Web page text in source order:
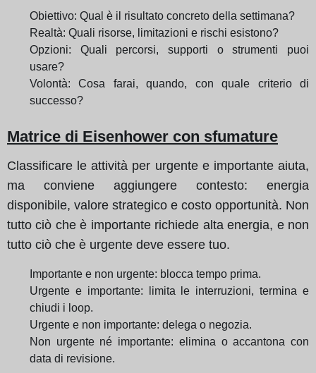
Obiettivo: Qual è il risultato concreto della settimana?
Realtà: Quali risorse, limitazioni e rischi esistono?
Opzioni: Quali percorsi, supporti o strumenti puoi
usare?
Volontà: Cosa farai, quando, con quale criterio di
successo?
Matrice di Eisenhower con sfumature
Classificare le attività per urgente e importante aiuta,
ma conviene aggiungere contesto: energia
disponibile, valore strategico e costo opportunità. Non
tutto ciò che è importante richiede alta energia, e non
tutto ciò che è urgente deve essere tuo.
Importante e non urgente: blocca tempo prima.
Urgente e importante: limita le interruzioni, termina e
chiudi i loop.
Urgente e non importante: delega o negozia.
Non urgente né importante: elimina o accantona con
data di revisione.